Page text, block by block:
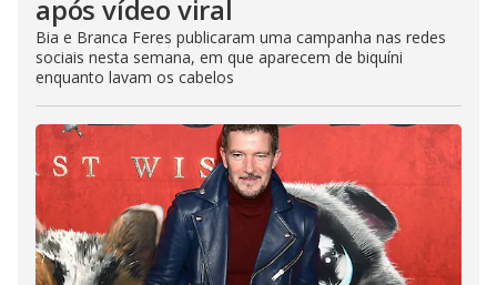
após vídeo viral
Bia e Branca Feres publicaram uma campanha nas redes
sociais nesta semana, em que aparecem de biquíni
enquanto lavam os cabelos